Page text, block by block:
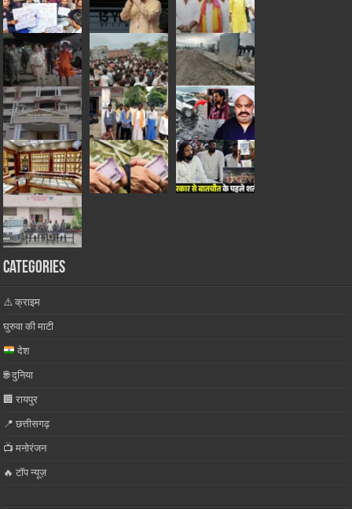
Categories
⚠️ क्राइम
घुरुवा की माटी
देश
🌐 दुनिया
🏢 रायपुर
📍 छत्तीसगढ़
📺 मनोरंजन
🔥 टॉप न्यूज़